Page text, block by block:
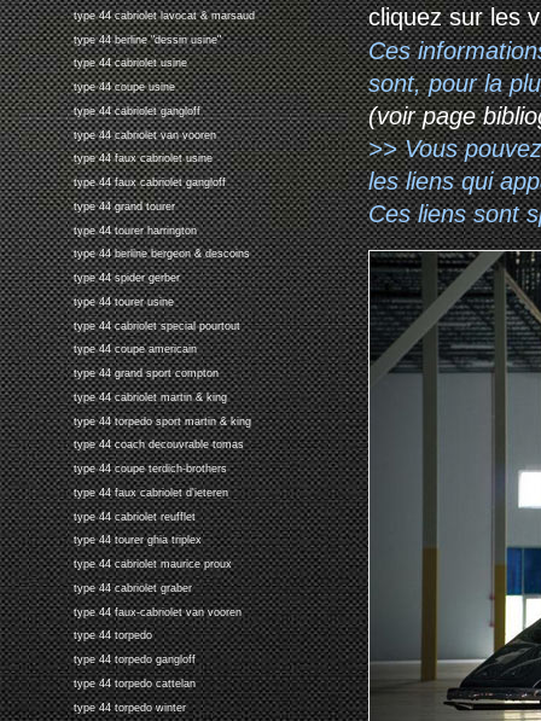
type 44 cabriolet lavocat & marsaud
type 44 berline "dessin usine"
type 44 cabriolet usine
type 44 coupe usine
type 44 cabriolet gangloff
type 44 cabriolet van vooren
type 44 faux cabriolet usine
type 44 faux cabriolet gangloff
type 44 grand tourer
type 44 tourer harrington
type 44 berline bergeon & descoins
type 44 spider gerber
type 44 tourer usine
type 44 cabriolet special pourtout
type 44 coupe americain
type 44 grand sport compton
type 44 cabriolet martin & king
type 44 torpedo sport martin & king
type 44 coach decouvrable tomas
type 44 coupe terdich-brothers
type 44 faux cabriolet d'ieteren
type 44 cabriolet reufflet
type 44 tourer ghia triplex
type 44 cabriolet maurice proux
type 44 cabriolet graber
type 44 faux-cabriolet van vooren
type 44 torpedo
type 44 torpedo gangloff
type 44 torpedo cattelan
type 44 torpedo winter
cliquez sur les
Ces
sont, pour la
(voir page
>> Vous
les liens qui
Ces liens sont